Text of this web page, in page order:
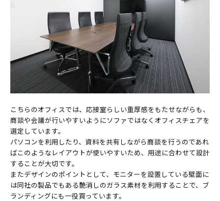
こちらのオフィスでは、応接室らしい重厚感をもたせながらも、
商談や会議が行いやすいようにソファではなくオフィスチェアを
選定しています。
パソコンを利用したり、資料を共有しながら商談を行うのであれ
ばこのようなレイアウトが使いやすいため、用途に合わせて設計
することが大切です。
またデザインのポイントとして、モニターを設置している壁面に
は同社の製品でもある艶消しのガラス素材を利用することで、ブ
ランディングにも一役買っています。